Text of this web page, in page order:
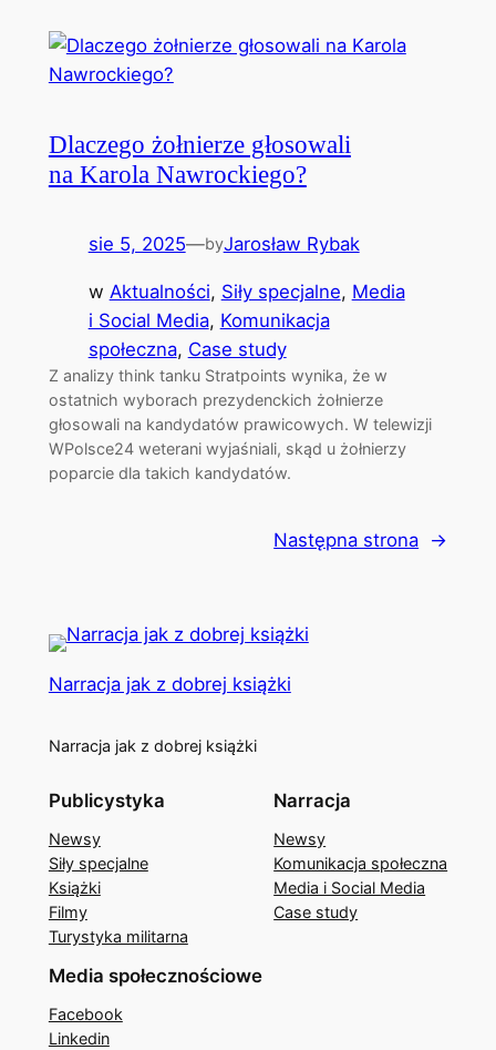
Dlaczego żołnierze głosowali
na Karola Nawrockiego?
sie 5, 2025—byJarosław Rybak
w Aktualności, Siły specjalne, Media
i Social Media, Komunikacja
społeczna, Case study
Z analizy think tanku Stratpoints wynika, że w
ostatnich wyborach prezydenckich żołnierze
głosowali na kandydatów prawicowych. W telewizji
WPolsce24 weterani wyjaśniali, skąd u żołnierzy
poparcie dla takich kandydatów.
Następna strona →
Narracja jak z dobrej książki
Narracja jak z dobrej książki
Publicystyka
Newsy
Siły specjalne
Książki
Filmy
Turystyka militarna
Narracja
Newsy
Komunikacja społeczna
Media i Social Media
Case study
Media społecznościowe
Facebook
Linkedin